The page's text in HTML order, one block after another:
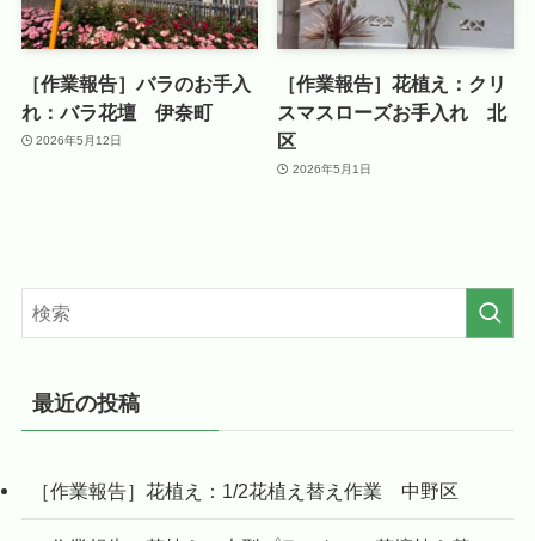
［作業報告］バラのお手入
れ：バラ花壇 伊奈町
2026年5月12日
［作業報告］花植え：クリ
スマスローズお手入れ 北
区
2026年5月1日
最近の投稿
［作業報告］花植え：1/2花植え替え作業 中野区